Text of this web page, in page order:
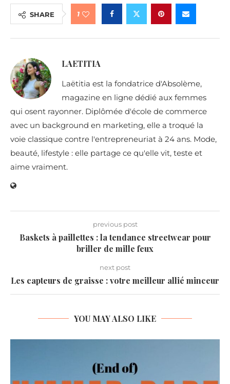
SHARE 1
LAETITIA
Laëtitia est la fondatrice d'Absolème,
magazine en ligne dédié aux femmes
qui osent rayonner. Diplômée d'école de commerce
avec un background en marketing, elle a troqué la
voie classique contre l'entrepreneuriat à 24 ans. Mode,
beauté, lifestyle : elle partage ce qu'elle vit, teste et
aime vraiment.
previous post
Baskets à paillettes : la tendance streetwear pour
briller de mille feux
next post
Les capteurs de graisse : votre meilleur allié minceur
YOU MAY ALSO LIKE